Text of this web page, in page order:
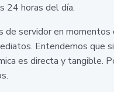
24 horas del día.
de servidor en
Entendemos que
es directa y tangible.